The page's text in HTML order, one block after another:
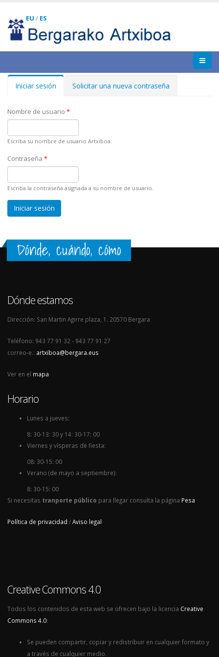
EU / ES
Solapas principales
Iniciar sesión (solapaSolicitar una nueva contraseña
Nombre de usuario *
Escriba su nombre de usuario Artxiboa.
Contraseña *
Escriba la contraseña asignada a su nombre de usuario.
Dónde, cuándo, cómo
Dónde estamos
Dirección: San Martin Agirre plaza, 1. 20570 Bergara
Teléfono: 943 77 91 32 - 943 77 91 27
correo-e.: artxiboa@bergara.eus
Ver en el mapa
Horario
Lunes a jueves:
8: 30-13: 30 y 14: 30-17: 00
Viernes y vísperas de fiesta:
08: 30-15: 00
Verano (de mayo a septiembre):
8: 30-15: 00
Si necesitas tranporte público para llegar consulta la página Pesa
Política de privacidad /Aviso legal
Creative Commons 4.0
Todos los contenidos de esta web se ofrecen bajo la licencia Creative
Commons 4.0:
Se pueden compartir, copiar y redistribuir en cualquier formato y
a través de cualquier medio.